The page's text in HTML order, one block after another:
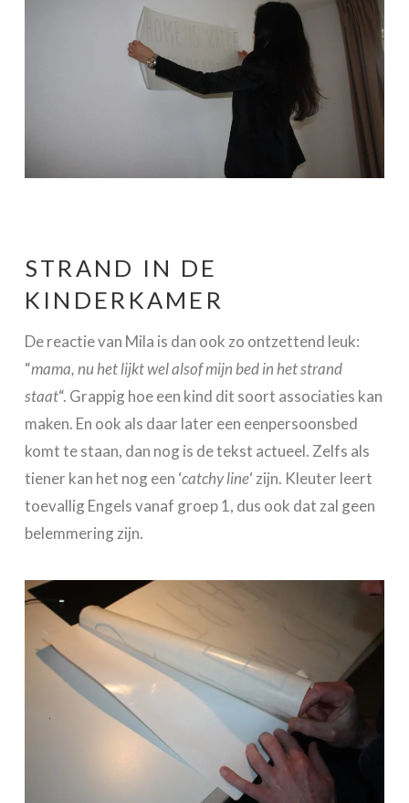
STRAND IN DE
KINDERKAMER
De reactie van Mila is dan ook zo ontzettend leuk:
“mama, nu het lijkt wel alsof mijn bed in het strand
staat“. Grappig hoe een kind dit soort associaties kan
maken. En ook als daar later een eenpersoonsbed
komt te staan, dan nog is de tekst actueel. Zelfs als
tiener kan het nog een ‘catchy line‘ zijn. Kleuter leert
toevallig Engels vanaf groep 1, dus ook dat zal geen
belemmering zijn.